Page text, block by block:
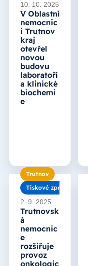
10. 10. 2025
V Oblastní
nemocnic
i Trutnov
kraj
otevřel
novou
budovu
laboratoří
a klinické
biochemi
e
Trutnov
Tiskové zprávy
2. 9. 2025
Trutnovsk
á
nemocnic
e
rozšiřuje
provoz
onkologic